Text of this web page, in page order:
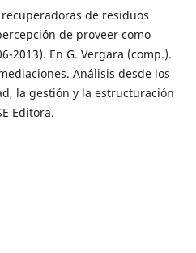
de residuos
de proveer como
2013). En G. Vergara (comp.).
Análisis desde los
la gestión y la estructuración
Editora.